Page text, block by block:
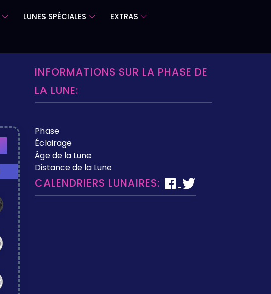
LUNES SPÉCIALES
EXTRAS
INFORMATIONS SUR LA PHASE DE
LA LUNE:
Phase
Éclairage
Âge de la Lune
Distance de la Lune
CALENDRIERS LUNAIRES: